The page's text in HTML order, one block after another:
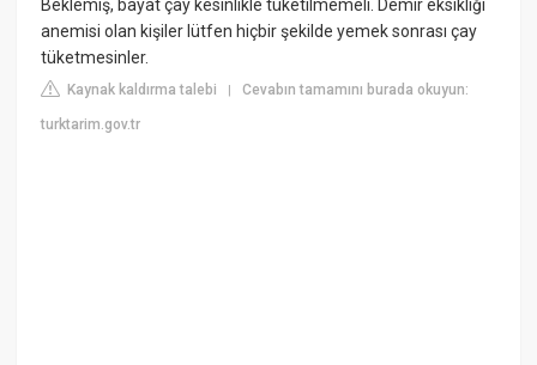
Beklemiş, bayat çay kesinlikle tüketilmemeli. Demir eksikliği
anemisi olan kişiler lütfen hiçbir şekilde yemek sonrası çay
tüketmesinler.
Kaynak kaldırma talebi |Cevabın tamamını burada okuyun:
turktarim.gov.tr